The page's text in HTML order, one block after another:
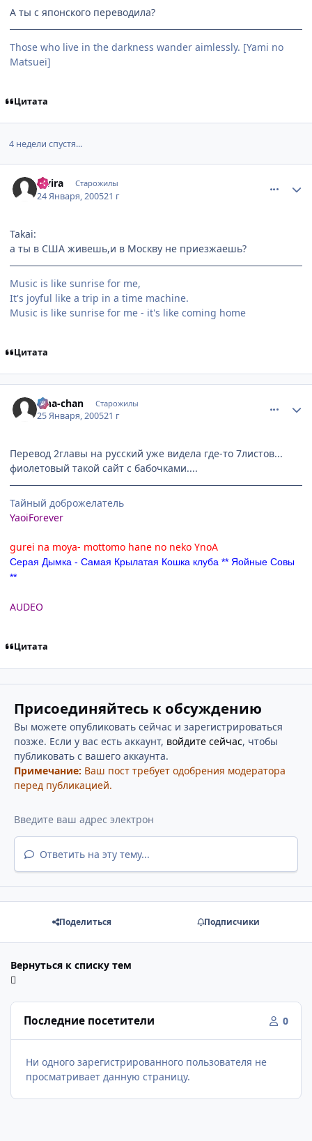
А ты с японского переводила?
Those who live in the darkness wander aimlessly. [Yami no
Matsuei]
Цитата
4 недели спустя...
Elvira Старожилы
24 Января, 200521 г
Takai:
а ты в США живешь,и в Москву не приезжаешь?
Music is like sunrise for me,
It's joyful like a trip in a time machine.
Music is like sunrise for me - it's like coming home
Цитата
Lina-chan Старожилы
25 Января, 200521 г
Перевод 2главы на русский уже видела где-то 7листов...
фиолетовый такой сайт с бабочками....
Тайный доброжелатель
YaoiForever
gurei na moya- mottomo hane no neko YnoA
Серая Дымка - Самая Крылатая Кошка клуба ** Яойные Совы
**
AUDEO
Цитата
Присоединяйтесь к обсуждению
Вы можете опубликовать сейчас и зарегистрироваться
позже. Если у вас есть аккаунт, войдите сейчас, чтобы
публиковать с вашего аккаунта.
Примечание: Ваш пост требует одобрения модератора
перед публикацией.
Ответить на эту тему...
Поделиться Подписчики
Вернуться к списку тем
Последние посетители 0
Ни одного зарегистрированного пользователя не
просматривает данную страницу.